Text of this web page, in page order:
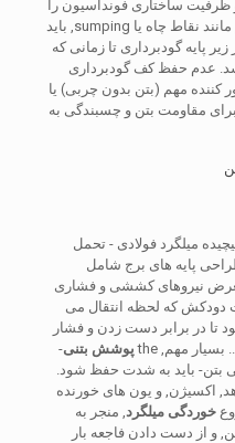
ساختاری فونداسیون را
به خطر می اندازد. تکنیک های آبگیری, مانند نقاط چاه یا sumping, باید
پایه گودبرداری تا زمانی که
عدم حفظ کف گودبرداری
کننده مهم (بتن بدون چربی) یا
مقاومت بتن و چسبندگی به
میلگرد فولادی - تحمل
پایه های برج شامل
نیروهای کششی و فشاری
که لحظه انتقال می
تا در برابر دست زدن و فشار
بسیار مهم, the پوشش بتنی-
بتن- باید به شدت حفظ شود.
اکسیژن, و یون های خورنده
خوردگی میلگرد, منجر به
و از دست دادن فاجعه بار